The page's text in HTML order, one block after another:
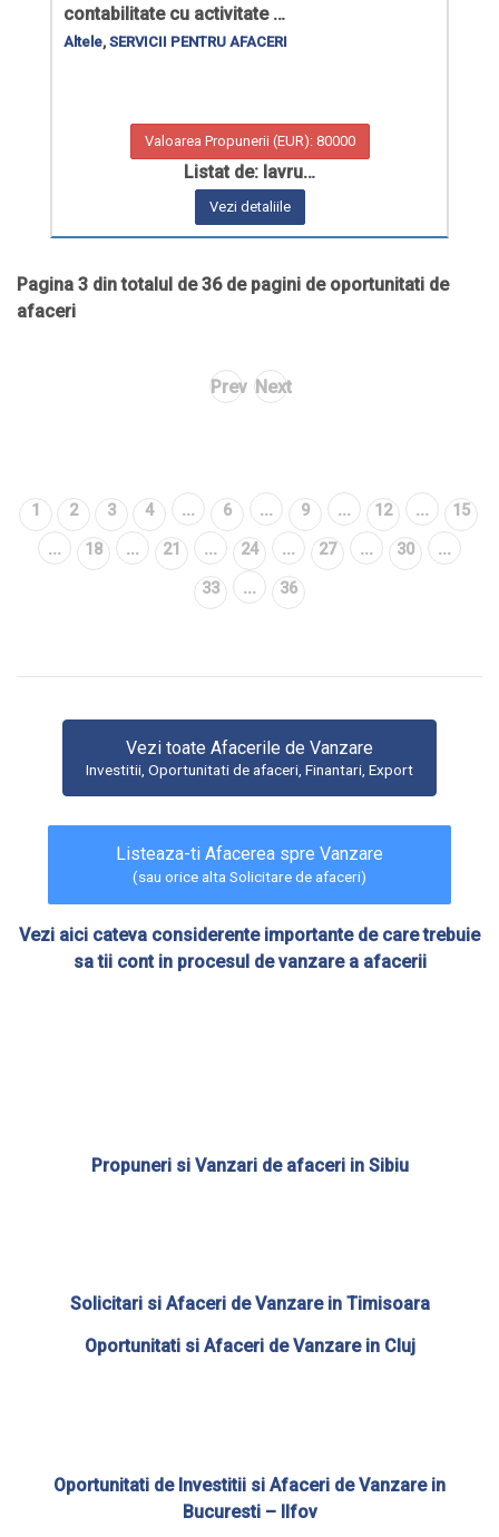
contabilitate cu activitate …
Altele, SERVICII PENTRU AFACERI
Valoarea Propunerii (EUR): 80000
Listat de: lavru…
Vezi detaliile
Pagina 3 din totalul de 36 de pagini de oportunitati de
afaceri
Prev Next
1 2 3 4 ... 6 ... 9 ... 12 ... 15
... 18 ... 21 ... 24 ... 27 ... 30 ...
33 ... 36
Vezi toate Afacerile de Vanzare
Investitii, Oportunitati de afaceri, Finantari, Export
Listeaza-ti Afacerea spre Vanzare
(sau orice alta Solicitare de afaceri)
Vezi aici cateva considerente importante de care trebuie
sa tii cont in procesul de vanzare a afacerii
Propuneri si Vanzari de afaceri in Sibiu
Solicitari si Afaceri de Vanzare in Timisoara
Oportunitati si Afaceri de Vanzare in Cluj
Oportunitati de Investitii si Afaceri de Vanzare in
Bucuresti – Ilfov